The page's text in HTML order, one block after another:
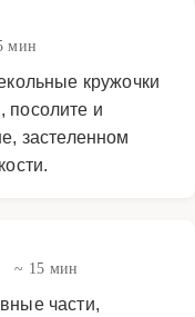
мин
кружочки
посолите и
застеленном
~ 15 мин
части,